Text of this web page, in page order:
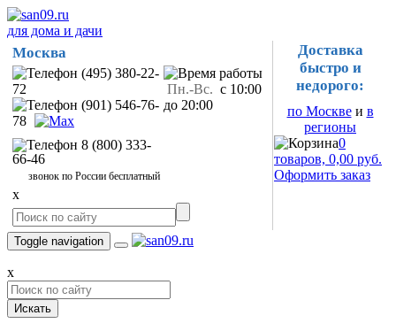
для дома и дачи
Москва
(495) 380-22-
72
(901) 546-76-
78
8 (800) 333-
66-46
звонок по России бесплатный
Пн.-Вс. с 10:00
до 20:00
x
Доставка
быстро и
недорого:
по Москвеи в
регионы
0
товаров, 0,00 руб.
Оформить заказ
Toggle navigation
x
Искать